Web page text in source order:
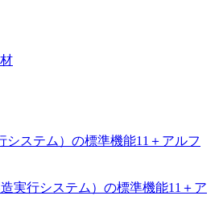
システム）の標準機能11＋アルフ
実行システム）の標準機能11＋ア